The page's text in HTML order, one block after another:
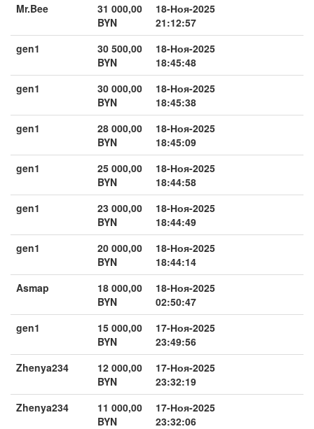
Mr.Bee
31 000,00
BYN
18-Ноя-2025
21:12:57
gen1
30 500,00
BYN
18-Ноя-2025
18:45:48
gen1
30 000,00
BYN
18-Ноя-2025
18:45:38
gen1
28 000,00
BYN
18-Ноя-2025
18:45:09
gen1
25 000,00
BYN
18-Ноя-2025
18:44:58
gen1
23 000,00
BYN
18-Ноя-2025
18:44:49
gen1
20 000,00
BYN
18-Ноя-2025
18:44:14
Asmap
18 000,00
BYN
18-Ноя-2025
02:50:47
gen1
15 000,00
BYN
17-Ноя-2025
23:49:56
Zhenya234
12 000,00
BYN
17-Ноя-2025
23:32:19
Zhenya234
11 000,00
BYN
17-Ноя-2025
23:32:06